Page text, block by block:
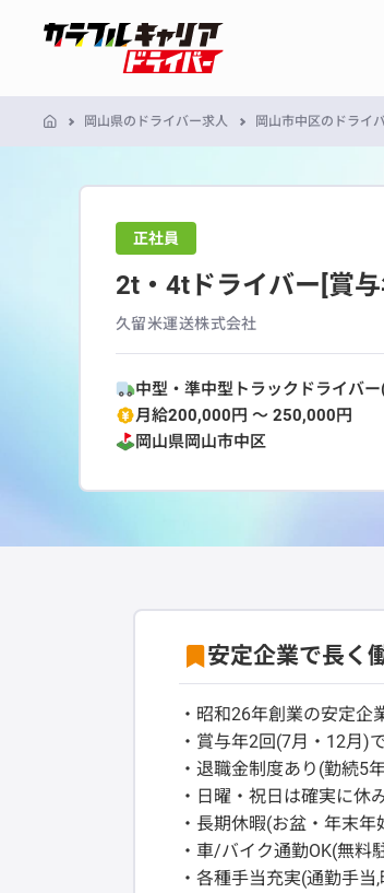
岡山県のドライバー求人 岡山市中区のドライ
正社員
2t・4tドライバー[賞
久留米運送株式会社
中型・準中型トラックドライバ
月給200,000円 〜 250,000円
岡山県岡山市中区
安定企業で長く
・昭和26年創業の安定企
・賞与年2回(7月・12月)
・退職金制度あり(勤続5
・日曜・祝日は確実に休
・長期休暇(お盆・年末年
・車/バイク通勤OK(無料
・各種手当充実(通勤手